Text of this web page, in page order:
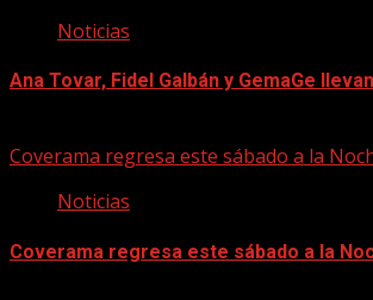
Noticias
Ana Tovar, Fidel Galbán y GemaGe
Coverama regresa este sábado a la
Noticias
Coverama regresa este sábado a la